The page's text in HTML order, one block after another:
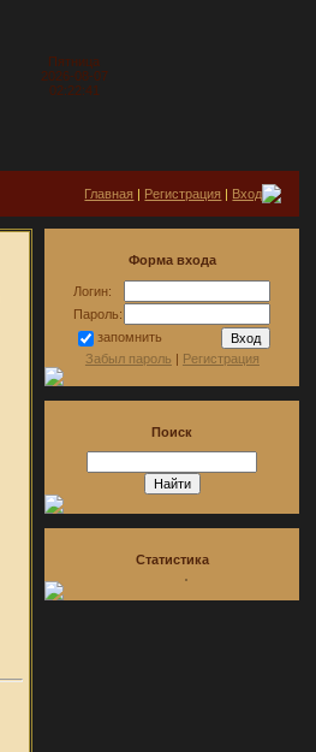
Пятница
2026-08-07
02:22:41
Главная | Регистрация | Вход
Форма входа
Логин:
Пароль:
запомнить
Забыл пароль | Регистрация
Поиск
Статистика